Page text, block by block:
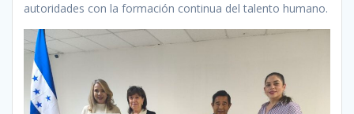
autoridades con la formación continua del talento humano.